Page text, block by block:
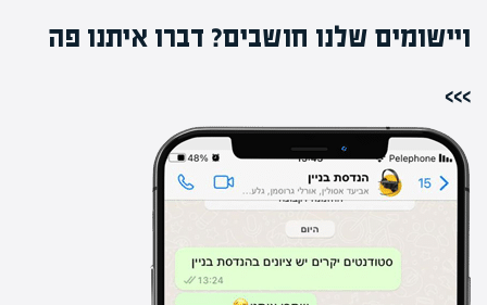
ויישומים שלנו חושבים? דברו איתנו פה
>>>